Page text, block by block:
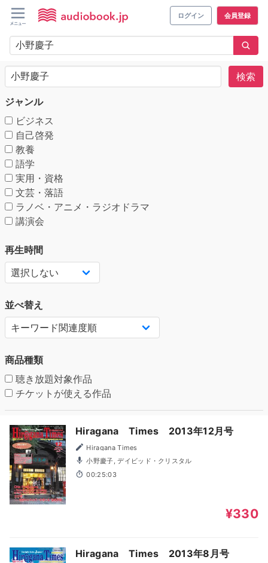
ログイン 会員登録
検索
ジャンル
ビジネス
自己啓発
教養
語学
実用・資格
文芸・落語
ラノベ・アニメ・ラジオドラマ
講演会
再生時間
並べ替え
商品種類
聴き放題対象作品
チケットが使える作品
Hiragana Times 2013年12月号
Hiragana Times
小野慶子, デイビッド・クリスタル
00:25:03
¥330
Hiragana Times 2013年8月号